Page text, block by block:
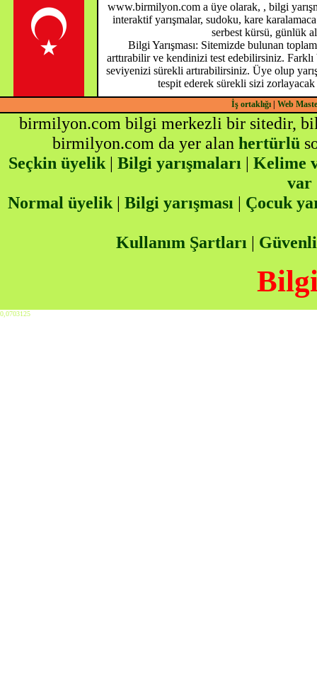
www.birmilyon.com a üye olarak, , bilgi
interaktif yarışmalar, sudoku, kare
serbest kürsü, günlük
Bilgi Yarışması: Sitemizde bulunan
arttırabilir ve kendinizi test edebilirsiniz.
seviyenizi sürekli artırabilirsiniz. Üye olup
tespit ederek sürekli sizi
İş ortaklığı| Web
birmilyon.com bilgi merkezli bir sitedir,
birmilyon.com da yer alan hertürlü
Seçkin üyelik| Bilgi yarışmaları | Kelime
var
Normal üyelik | Bilgi yarışması | Çocuk
Kullanım Şartları |
Bilgi
0,0703125